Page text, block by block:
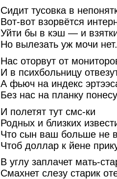
Сидит тусовка в
Вот-вот взорвётся
Уйти бы в кэш — и
Но вылезать уж мочи нет.
Нас оторвут от
И в психбольницу
А фьюч на индекс
Без нас на планку
И полетят тут смс-ки
Родных и близких
Что сын ваш больше не
Чтоб доллар к йене
В углу заплачет мать-
Смахнет слезу старик